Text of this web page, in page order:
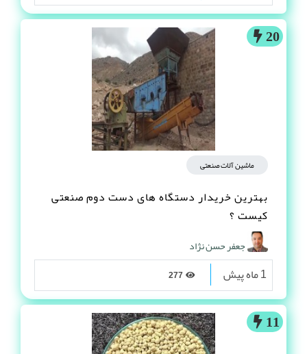
20
ماشین آلات صنعتی
بهترین خریدار دستگاه های دست دوم صنعتی
کیست ؟
جعفر حسن نژاد
1 ماه پیش
11